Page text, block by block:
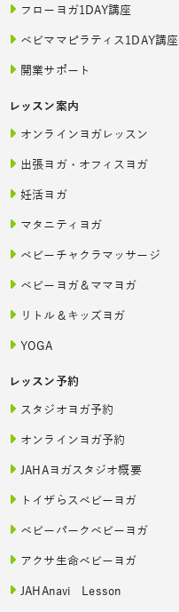
フローヨガ1DAY講座
ベビママピラティス1DAY講座
開業サポート
レッスン案内
オンラインヨガレッスン
出張ヨガ・オフィスヨガ
妊活ヨガ
マタニティヨガ
ベビーチャクラマッサージ
ベビーヨガ＆ママヨガ
リトル＆キッズヨガ
YOGA
レッスン予約
スタジオヨガ予約
オンラインヨガ予約
JAHAヨガスタジオ概要
トイザらスベビーヨガ
ベビーパークベビーヨガ
アクサ生命ベビーヨガ
JAHAnavi Lesson